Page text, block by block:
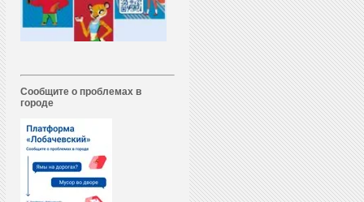
Сообщите о проблемах в
городе